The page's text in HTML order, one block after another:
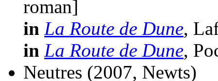
roman]
in La Route de Dune,
in La Route de Dune,
Neutres (2007, Newts)